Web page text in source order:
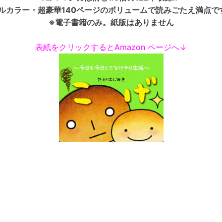
カラー・超豪華140ページのボリュームで読みごたえ満点で
※電子書籍のみ。紙版はありません
表紙をクリックするとAmazon ページへ↓